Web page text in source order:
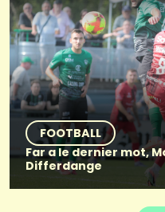
FOOTBALL
Far a le dernier mot,
Differdange